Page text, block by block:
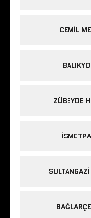
CEMIL
ZÜBEYDE